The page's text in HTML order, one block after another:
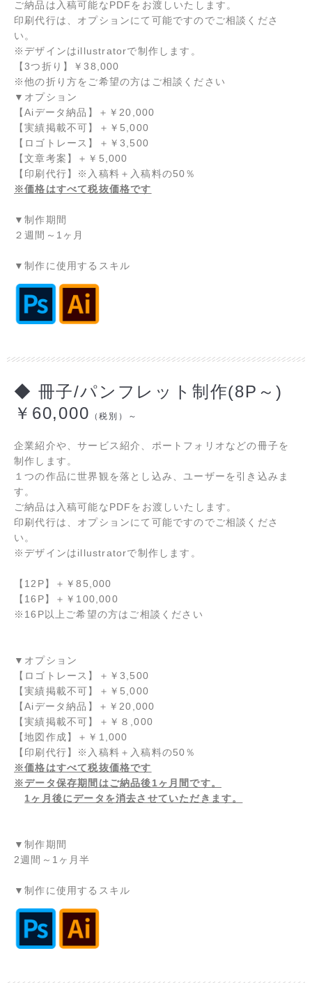
ご納品は入稿可能なPDFをお渡しいたします。
印刷代行は、オプションにて可能ですのでご相談くださ
い。
※デザインはillustratorで制作します。
【3つ折り】￥38,000
※他の折り方をご希望の方はご相談ください
▼オプション
【Aiデータ納品】
＋ ￥20,000
【実績掲載不可】
＋ ￥5,000
【ロゴトレース】
＋ ￥3,500
【文章考案】
＋ ￥5,000
【印刷代行】※入稿料＋入稿料の50％
※価格はすべて税抜価格です
▼制作期間
２週間～1ヶ月
▼制作に使用するスキル
◆ 冊子/パンフレット制作(8P～)
￥60,000
（税別）～
企業紹介や、サービス紹介、ポートフォリオなどの冊子を
制作します。
１つの作品に世界観を落とし込み、ユーザーを引き込みま
す。
ご納品は入稿可能なPDFをお渡しいたします。
印刷代行は、オプションにて可能ですのでご相談くださ
い。
※デザインはillustratorで制作します。
【12P】 ＋ ￥85,000
【16P】
＋ ￥100,000
※16P以上ご希望の方はご相談ください
▼オプション
【ロゴトレース】
＋ ￥3,500
【実績掲載不可】
＋ ￥5,000
【Aiデータ納品】
＋ ￥20,000
【実績掲載不可】
＋ ￥８,000
【地図作成】
＋ ￥1,000
【印刷代行】※入稿料＋入稿料の50％
※価格はすべて税抜価格です
※データ保存期間はご納品後1ヶ月間です。
1ヶ月後にデータを消去させていただきます。
▼制作期間
2週間～1ヶ月半
▼制作に使用するスキル